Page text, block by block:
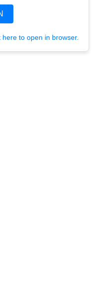
to open in browser.